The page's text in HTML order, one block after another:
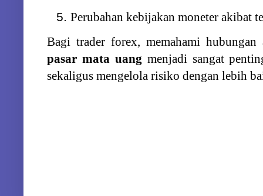
Perubahan kebijakan moneter akibat
Bagi trader forex, memahami hubungan
pasar mata uang menjadi sangat
sekaligus mengelola risiko dengan lebih